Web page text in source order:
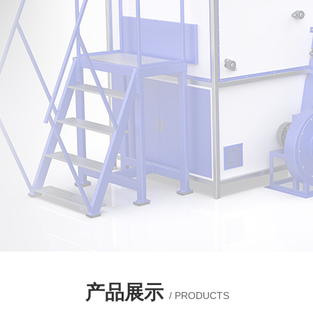
产品展示 / PRODUCTS